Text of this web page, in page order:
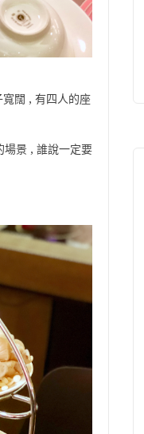
闊 , 有四人的座
場景 , 誰說一定要